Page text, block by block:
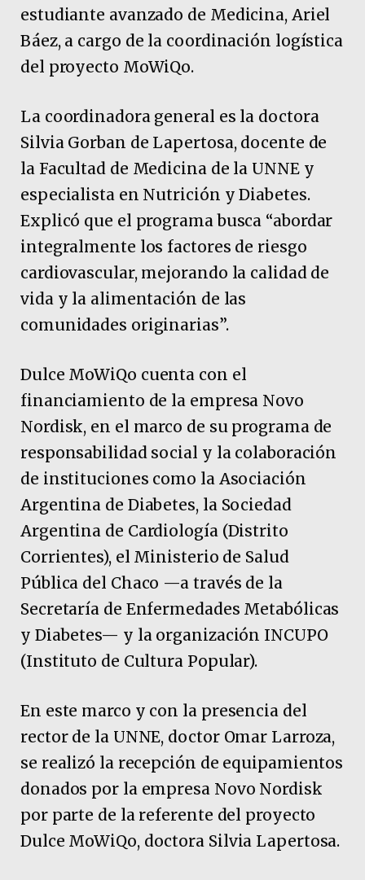
estudiante avanzado de Medicina, Ariel
Báez, a cargo de la coordinación logística
del proyecto MoWiQo.
La coordinadora general es la doctora
Silvia Gorban de Lapertosa, docente de
la Facultad de Medicina de la UNNE y
especialista en Nutrición y Diabetes.
Explicó que el programa busca “abordar
integralmente los factores de riesgo
cardiovascular, mejorando la calidad de
vida y la alimentación de las
comunidades originarias”.
Dulce MoWiQo cuenta con el
financiamiento de la empresa Novo
Nordisk, en el marco de su programa de
responsabilidad social y la colaboración
de instituciones como la Asociación
Argentina de Diabetes, la Sociedad
Argentina de Cardiología (Distrito
Corrientes), el Ministerio de Salud
Pública del Chaco —a través de la
Secretaría de Enfermedades Metabólicas
y Diabetes— y la organización INCUPO
(Instituto de Cultura Popular).
En este marco y con la presencia del
rector de la UNNE, doctor Omar Larroza,
se realizó la recepción de equipamientos
donados por la empresa Novo Nordisk
por parte de la referente del proyecto
Dulce MoWiQo, doctora Silvia Lapertosa.